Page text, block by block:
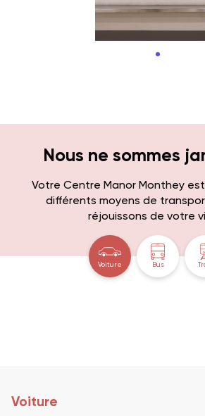
Nous ne sommes
Votre Centre Manor Monthey
différents moyens de
réjouissons de votre
Voiture Bus
Voiture